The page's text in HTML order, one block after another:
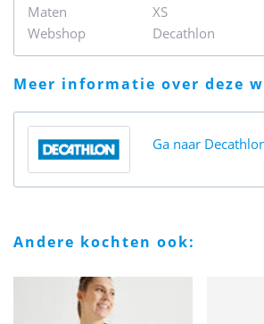
Maten
XS
Webshop
Decathlon
meer informatie over deze
Ga naar
andere kochten ook: